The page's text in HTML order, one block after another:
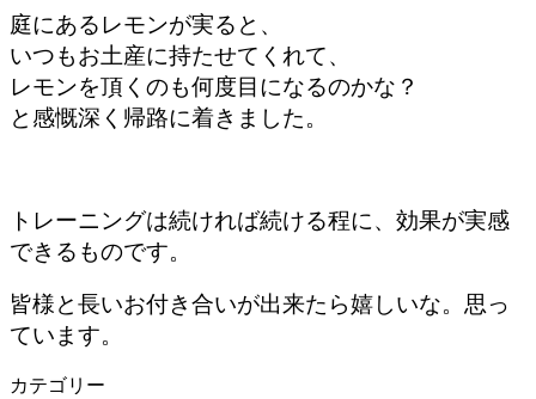
庭にあるレモンが実ると、
いつもお土産に持たせてくれて、
レモンを頂くのも何度目になるのかな？
と感慨深く帰路に着きました。
トレーニングは続ければ続ける程に、効果が実感
できるものです。
皆様と長いお付き合いが出来たら嬉しいな。思っ
ています。
カテゴリー